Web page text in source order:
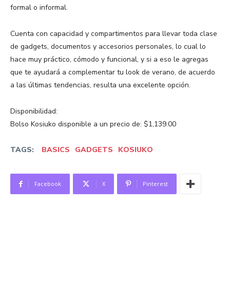
formal o informal.
Cuenta con capacidad y compartimentos para llevar toda clase
de gadgets, documentos y accesorios personales, lo cual lo
hace muy práctico, cómodo y funcional, y si a eso le agregas
que te ayudará a complementar tu look de verano, de acuerdo
a las últimas tendencias, resulta una excelente opción.
Disponibilidad:
Bolso Kosiuko disponible a un precio de: $1,139.00
TAGS: BASICS GADGETS KOSIUKO
Facebook X Pinterest